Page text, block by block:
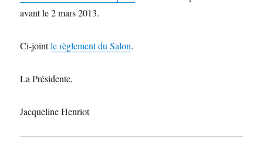
avant le 2 mars 2013.
Ci-jointle règlement du Salon.
La Présidente,
Jacqueline Henriot